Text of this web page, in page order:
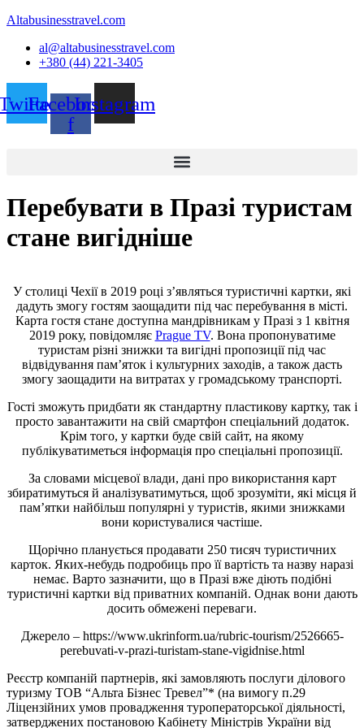
Altabusinesstravel.com
al@altabusinesstravel.com
+380 (44) 221-3405
Facebook-
f
Instagram
Перебувати в Празі туристам
стане вигідніше
У столиці Чехії в 2019 році з’являться туристичні картки, які
дадуть змогу гостям заощадити під час перебування в місті.
Карта гостя стане доступна мандрівникам у Празі з 1 квітня
2019 року, повідомляє Prague TV. Вона пропонуватиме
туристам різні знижки та вигідні пропозиції під час
відвідування пам’яток і культурних заходів, а також дасть
змогу заощадити на витратах у громадському транспорті.
Гості зможуть придбати як стандартну пластикову картку, так і
просто завантажити на свій смартфон спеціальний додаток.
Крім того, у картки буде свій сайт, на якому
публікуватиметься інформація про спеціальні пропозиції.
За словами місцевої влади, дані про використання карт
збиратимуться й аналізуватимуться, щоб зрозуміти, які місця й
пам’ятки найбільш популярні у туристів, якими знижками
вони користувалися частіше.
Щорічно планується продавати 250 тисяч туристичних
карток. Яких-небудь подробиць про її вартість та назву наразі
немає. Варто зазначити, що в Празі вже діють подібні
туристичні картки від приватних компаній. Однак вони дають
досить обмежені переваги.
Джерело – https://www.ukrinform.ua/rubric-tourism/2526665-
perebuvati-v-prazi-turistam-stane-vigidnise.html
Реєстр компаній партнерів, які замовляють послуги ділового
туризму ТОВ “Альта Бізнес Тревел”* (на вимогу п.29
Ліцензійних умов провадження туроператорської діяльності,
затверджених постановою Кабінету Міністрів України від